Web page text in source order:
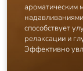
ароматическим
способствует
релаксации и
Эффективно